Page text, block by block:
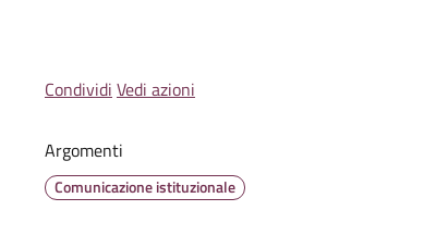
Condividi Vedi azioni
Argomenti
Comunicazione istituzionale